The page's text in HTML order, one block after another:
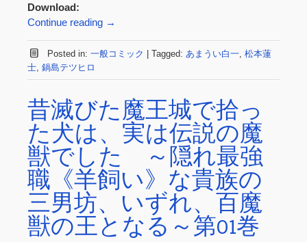
Download:
Continue reading →
Posted in: 一般コミック | Tagged: あまうい白一, 松本蓮
士 鍋島テツヒロ
昔滅びた魔王城で拾っ
た犬は、実は伝説の魔
獣でした ～隠れ最強
職《羊飼い》な貴族の
三男坊、いずれ、百魔
獣の王となる～第01巻